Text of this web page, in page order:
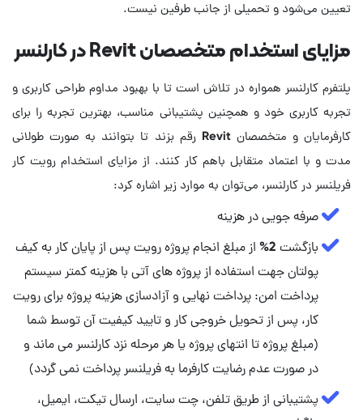
تعیین می‌شود و تحمیلی از جانب طرفین نیست.
مزایای استخدام متخصصان Revit در کارلنسر
پلتفرم کارلنسر همواره در تلاش است تا با بهبود مداوم طراحی کاربری و
تجربه کاربری خود و همچنین پشتیبانی مناسب، بهترین تجربه را برای
کارفرمایان و متخصصان Revit رقم بزند تا بتوانند به صورت طولانی
مدت و با اعتماد متقابل باهم کار کنند. از مزایای استخدام رویت کار
فریلنسر در کارلنسر، می‌توان به موارد زیر اشاره کرد:
صرفه جویی در هزینه
بازگشت 2% از مبلغ انجام پروژه رویت پس از پایان کار به کیف
پولتان جهت استفاده از پروژه های آتی با هزینه کمتر سیستم
پرداخت امن: پرداخت نهایی و آزادسازی هزینه پروژه برای رویت
کار، پس از تحویل خروجی کار و تایید کیفیت آن توسط شما
(مبلغ پروژه تا انتهای پروژه یا هر مرحله نزد کارلنسر می ماند و
در صورت عدم رضایت کارفرما به فریلنسر پرداخت نمی گردد)
پشتیبانی از طریق تلفن، چت سایت، ارسال تیکت، ایمیل،